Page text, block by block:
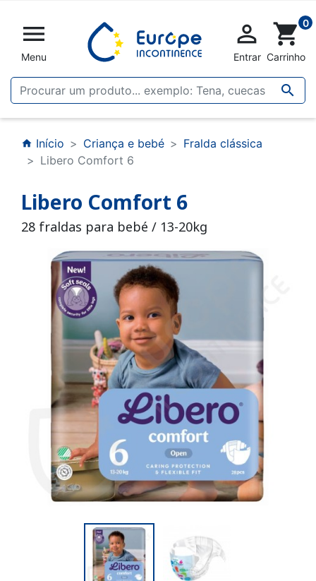

Menu


Entrar
shopping_cart 0
Carrinho
home Início Criança e bebé
Fralda clássica
Libero Comfort 6
Libero Comfort 6
28 fraldas para bebé / 13-20kg